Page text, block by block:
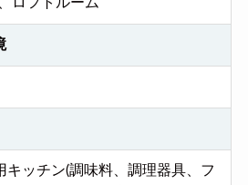
キッチン(調味料、調理器具、フ